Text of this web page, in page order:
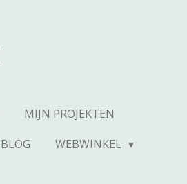
MIJN PROJEKTEN
BLOG
WEBWINKEL